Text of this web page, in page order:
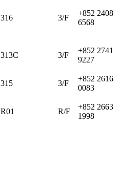
316 3/F
+852 2408
6568
313C 3/F
+852 2741
9227
315 3/F
+852 2616
0083
R01 R/F
+852 2663
1998